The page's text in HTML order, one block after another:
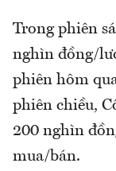
Trong phiên
nghìn đồng/
phiên hôm
phiên chiều,
200 nghìn
mua/bán.